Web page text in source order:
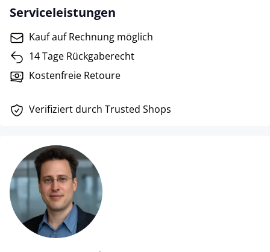
Serviceleistungen
Kauf auf Rechnung möglich
14 Tage Rückgaberecht
Kostenfreie Retoure
Verifiziert durch Trusted Shops